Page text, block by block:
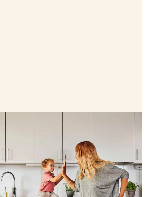
sedan -pengarna
du inte lyckas sälja din